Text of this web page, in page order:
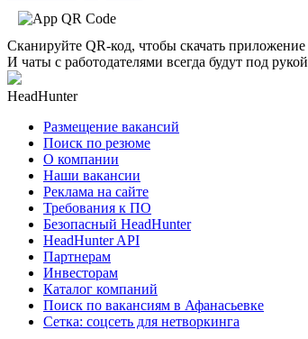
Сканируйте QR-код, чтобы скачать приложение
И чаты с работодателями всегда будут под рукой
HeadHunter
Размещение вакансий
Поиск по резюме
О компании
Наши вакансии
Реклама на сайте
Требования к ПО
Безопасный HeadHunter
HeadHunter API
Партнерам
Инвесторам
Каталог компаний
Поиск по вакансиям в Афанасьевке
Сетка: соцсеть для нетворкинга